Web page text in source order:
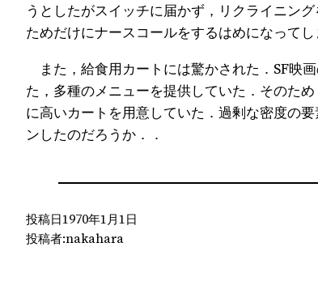
うとしたがスイッチに届かず，リクライニン
ためだけにナースコールをするはめになってし
また，給食用カートには驚かされた．SF映
た，多種のメニューを提供していた．そのた
に高いカートを用意していた．過剰な密度の
ンしたのだろうか．．
投稿日1970年1月1日
投稿者:nakahara